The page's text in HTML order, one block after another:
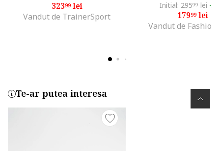
32399lei
Vandut de TrainerSport
Initial: 29599 lei -
17999lei
Vandut de Fashion
Te-ar putea interesa